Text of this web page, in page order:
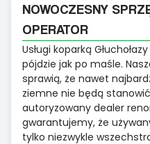
NOWOCZESNY
OPERATOR
Usługi koparką
pójdzie jak po maśle.
sprawią, że nawet
ziemne nie będą
autoryzowany dealer
gwarantujemy, że
tylko niezwykle